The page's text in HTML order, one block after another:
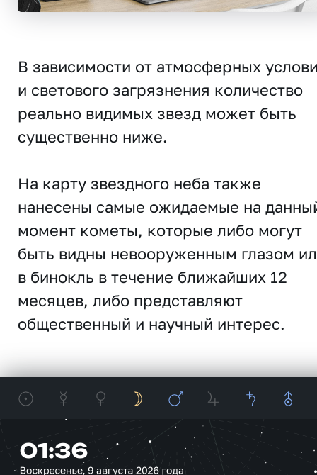
В зависимости от атмосферных
и светового загрязнения количество
реально видимых звезд может быть
существенно ниже.
На карту звездного неба также
нанесены самые ожидаемые на
момент кометы, которые либо могут
быть видны невооруженным глазом
в бинокль в течение ближайших 12
месяцев, либо представляют
общественный и научный интерес.